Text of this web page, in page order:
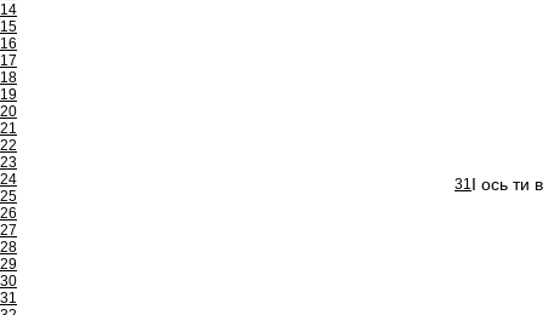
14
15
16
17
18
19
20
21
22
23
24
25
26
27
28
29
30
31
31І ось ти